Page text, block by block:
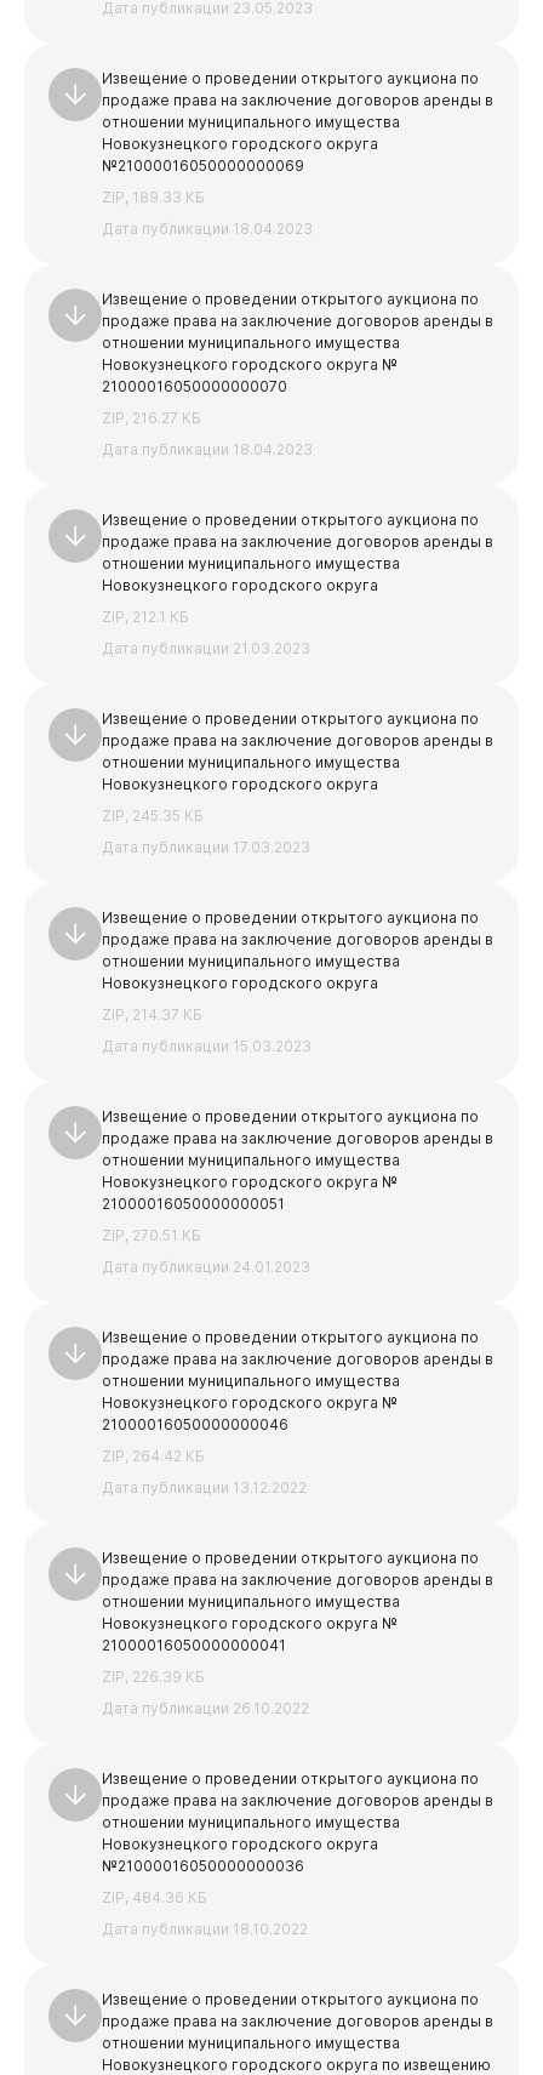
Дата публикации 23.05.2023
Извещение о проведении открытого аукциона по
продаже права на заключение договоров аренды в
отношении муниципального имущества
Новокузнецкого городского округа
№21000016050000000069
ZIP, 189.33 КБ
Дата публикации 18.04.2023
Извещение о проведении открытого аукциона по
продаже права на заключение договоров аренды в
отношении муниципального имущества
Новокузнецкого городского округа №
21000016050000000070
ZIP, 216.27 КБ
Дата публикации 18.04.2023
Извещение о проведении открытого аукциона по
продаже права на заключение договоров аренды в
отношении муниципального имущества
Новокузнецкого городского округа
ZIP, 212.1 КБ
Дата публикации 21.03.2023
Извещение о проведении открытого аукциона по
продаже права на заключение договоров аренды в
отношении муниципального имущества
Новокузнецкого городского округа
ZIP, 245.35 КБ
Дата публикации 17.03.2023
Извещение о проведении открытого аукциона по
продаже права на заключение договоров аренды в
отношении муниципального имущества
Новокузнецкого городского округа
ZIP, 214.37 КБ
Дата публикации 15.03.2023
Извещение о проведении открытого аукциона по
продаже права на заключение договоров аренды в
отношении муниципального имущества
Новокузнецкого городского округа №
21000016050000000051
ZIP, 270.51 КБ
Дата публикации 24.01.2023
Извещение о проведении открытого аукциона по
продаже права на заключение договоров аренды в
отношении муниципального имущества
Новокузнецкого городского округа №
21000016050000000046
ZIP, 264.42 КБ
Дата публикации 13.12.2022
Извещение о проведении открытого аукциона по
продаже права на заключение договоров аренды в
отношении муниципального имущества
Новокузнецкого городского округа №
21000016050000000041
ZIP, 226.39 КБ
Дата публикации 26.10.2022
Извещение о проведении открытого аукциона по
продаже права на заключение договоров аренды в
отношении муниципального имущества
Новокузнецкого городского округа
№21000016050000000036
ZIP, 484.36 КБ
Дата публикации 18.10.2022
Извещение о проведении открытого аукциона по
продаже права на заключение договоров аренды в
отношении муниципального имущества
Новокузнецкого городского округа по извещению